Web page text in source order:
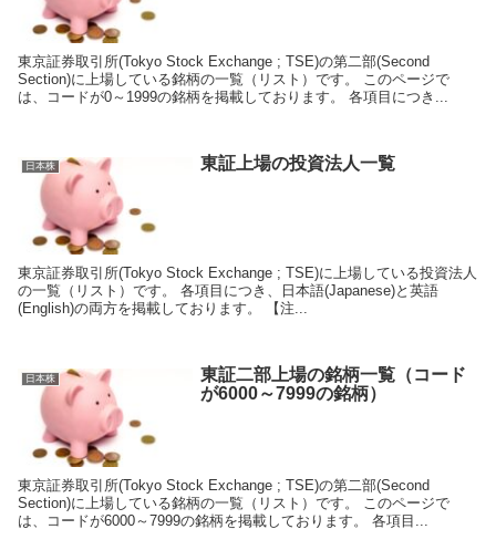
東京証券取引所(Tokyo Stock Exchange ; TSE)の第二部(Second
Section)に上場している銘柄の一覧（リスト）です。 このページで
は、コードが0～1999の銘柄を掲載しております。 各項目につき...
日本株 東証上場の投資法人一覧
東京証券取引所(Tokyo Stock Exchange ; TSE)に上場している投資法人
の一覧（リスト）です。 各項目につき、日本語(Japanese)と英語
(English)の両方を掲載しております。 【注...
日本株
東証二部上場の銘柄一覧（コード
が6000～7999の銘柄）
東京証券取引所(Tokyo Stock Exchange ; TSE)の第二部(Second
Section)に上場している銘柄の一覧（リスト）です。 このページで
は、コードが6000～7999の銘柄を掲載しております。 各項目...